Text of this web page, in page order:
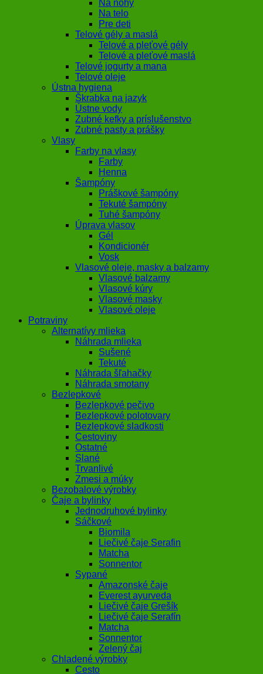
Na nohy
Na telo
Pre deti
Telové gély a maslá
Telové a pleťové gély
Telové a pleťové maslá
Telové jogurty a mana
Telové oleje
Ústna hygiena
Škrabka na jazyk
Ústne vody
Zubné kefky a príslušenstvo
Zubné pasty a prášky
Vlasy
Farby na vlasy
Farby
Henna
Šampóny
Práškové šampóny
Tekuté šampóny
Tuhé šampóny
Úprava vlasov
Gél
Kondicionér
Vosk
Vlasové oleje, masky a balzamy
Vlasové balzamy
Vlasové kúry
Vlasové masky
Vlasové oleje
Potraviny
Alternatívy mlieka
Náhrada mlieka
Sušené
Tekuté
Náhrada šľahačky
Náhrada smotany
Bezlepkové
Bezlepkové pečivo
Bezlepkové polotovary
Bezlepkové sladkosti
Cestoviny
Ostatné
Slané
Trvanlivé
Zmesi a múky
Bezobalové výrobky
Čaje a bylinky
Jednodruhové bylinky
Sáčkové
Biomila
Liečivé čaje Serafin
Matcha
Sonnentor
Sypané
Amazonské čaje
Everest ayurveda
Liečivé čaje Grešík
Liečivé čaje Serafín
Matcha
Sonnentor
Zelený čaj
Chladené výrobky
Cesto